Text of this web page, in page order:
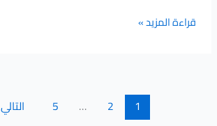
قراءة المزيد »
1
2
…
5 التالي